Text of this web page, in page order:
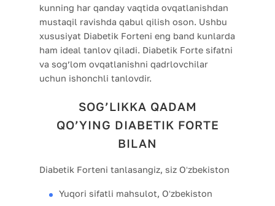
kunning har qanday vaqtida ovqatlanishdan
mustaqil ravishda qabul qilish oson. Ushbu
xususiyat Diabetik Forteni eng band kunlarda
ham ideal tanlov qiladi. Diabetik Forte sifatni
va sog’lom ovqatlanishni qadrlovchilar
uchun ishonchli tanlovdir.
SOG’LIKKA QADAM
QO’YING DIABETIK FORTE
BILAN
Diabetik Forteni tanlasangiz, siz Oʻzbekiston
Yuqori sifatli mahsulot, Oʻzbekiston